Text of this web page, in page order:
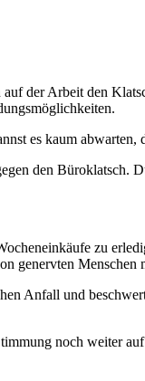
der Arbeit den
es kaum abwarten,
den
zu
genervten
Anfall und
noch weiter